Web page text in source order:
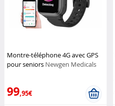
Montre-téléphone 4G avec GPS
pour seniors Newgen Medicals
99,95€